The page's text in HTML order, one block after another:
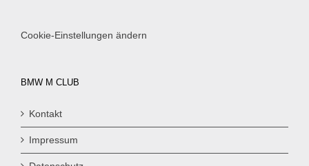
Cookie-Einstellungen ändern
BMW M CLUB
Kontakt
Impressum